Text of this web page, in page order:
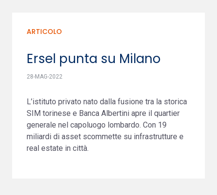
ARTICOLO
Ersel punta su Milano
28-MAG-2022
L’istituto privato nato dalla fusione tra la storica
SIM torinese e Banca Albertini apre il quartier
generale nel capoluogo lombardo. Con 19
miliardi di asset scommette su infrastrutture e
real estate in città.